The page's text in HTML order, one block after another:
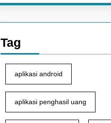
Tag
aplikasi android
aplikasi penghasil uang